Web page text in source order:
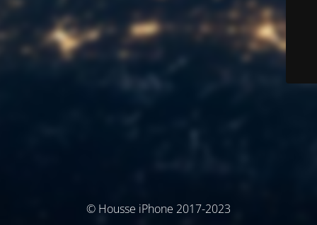
© Housse iPhone 2017-2023